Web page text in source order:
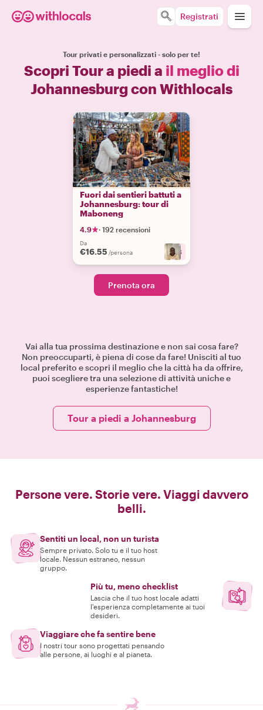
Registrati
Tour privati e personalizzati - solo per te!
Scopri Tour a piedi a il meglio di
Johannesburg con Withlocals
Fuori dai sentieri battuti a
Johannesburg: tour di
Maboneng
4.9 · 192 recensioni
Da
€16.55 /persona + 3
Prenota ora
Vai alla tua prossima destinazione e non sai cosa fare?
Non preoccuparti, è piena di cose da fare! Unisciti al tuo
local preferito e scopri il meglio che la città ha da offrire,
puoi scegliere tra una selezione di attività uniche e
esperienze fantastiche!
Tour a piedi a Johannesburg
Persone vere. Storie vere. Viaggi davvero
belli.
Sentiti un local, non un turista
Sempre privato. Solo tu e il tuo host
locale. Nessun estraneo, nessun
gruppo.
Più tu, meno checklist
Lascia che il tuo host locale adatti
l'esperienza completamente ai tuoi
desideri.
Viaggiare che fa sentire bene
I nostri tour sono progettati pensando
alle persone, ai luoghi e al pianeta.